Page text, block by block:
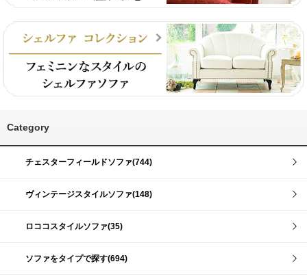
Category
チェスターフィールドソファ(744)
ヴィンテージスタイルソファ(148)
ロココスタイルソファ(35)
ソファをタイプで探す(694)